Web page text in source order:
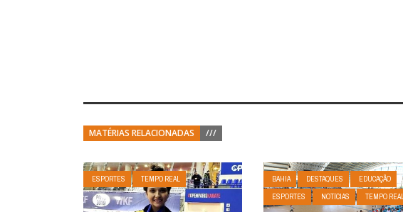
MATÉRIAS RELACIONADAS ///
ESPORTES TEMPO REAL BAHIA DESTAQUES
EDUCAÇÃO
ESPORTES
NOTÍCIAS TEMPO